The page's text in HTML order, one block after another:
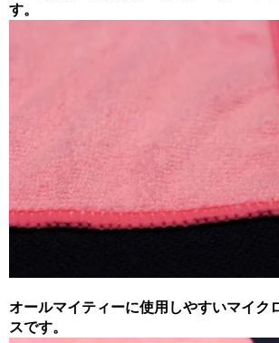
す。
オールマイティーに使用しやすいマイク
スです。